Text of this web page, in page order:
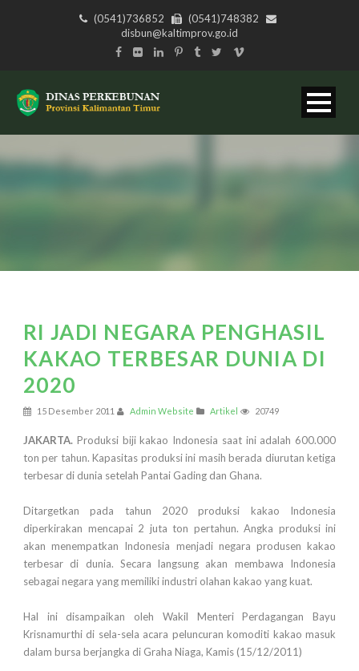
(0541)736852
(0541)748382
disbun@kaltimprov.go.id
RI JADI NEGARA PENGHASIL
KAKAO TERBESAR DUNIA DI
2020
15 Desember 2011 Admin Website Artikel 20749
JAKARTA. Produksi biji kakao Indonesia saat ini adalah 600.000
ton per tahun. Kapasitas produksi ini masih berada diurutan ketiga
terbesar di dunia setelah Pantai Gading dan Ghana.
Ditargetkan pada tahun 2020 produksi kakao Indonesia
diperkirakan mencapai 2 juta ton pertahun. Angka produksi ini
akan menempatkan Indonesia menjadi negara produsen kakao
terbesar di dunia. Secara langsung akan membawa Indonesia
sebagai negara yang memiliki industri olahan kakao yang kuat.
Hal ini disampaikan oleh Wakil Menteri Perdagangan Bayu
Krisnamurthi di sela-sela acara peluncuran komoditi kakao masuk
dalam bursa berjangka di Graha Niaga, Kamis (15/12/2011)